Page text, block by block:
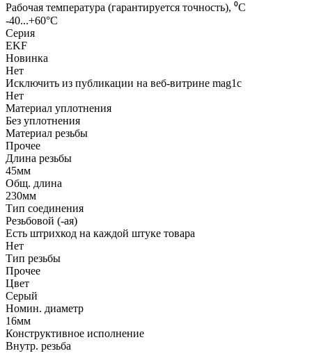
Рабочая температура (гарантируется точность), ⁰С
-40...+60°C
Серия
EKF
Новинка
Нет
Исключить из публикации на веб-витрине mag1c
Нет
Материал уплотнения
Без уплотнения
Материал резьбы
Прочее
Длина резьбы
45мм
Общ. длина
230мм
Тип соединения
Резьбовой (-ая)
Есть штрихкод на каждой штуке товара
Нет
Тип резьбы
Прочее
Цвет
Серый
Номин. диаметр
16мм
Конструктивное исполнение
Внутр. резьба